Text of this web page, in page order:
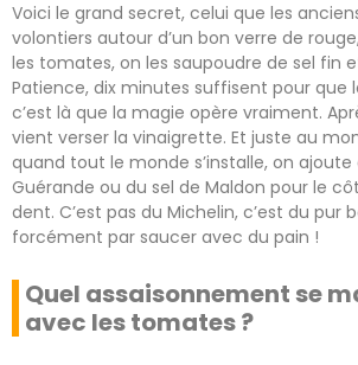
Voici le grand secret, celui que les
volontiers autour d’un bon verre de
les tomates, on les saupoudre de sel fin
Patience, dix minutes suffisent pour que
c’est là que la magie opère vraiment.
vient verser la vinaigrette. Et juste au
quand tout le monde s’installe, on
Guérande ou du sel de Maldon pour le
dent. C’est pas du Michelin, c’est du pur
forcément par saucer avec du pain !
Quel assaisonnement se
avec les tomates ?